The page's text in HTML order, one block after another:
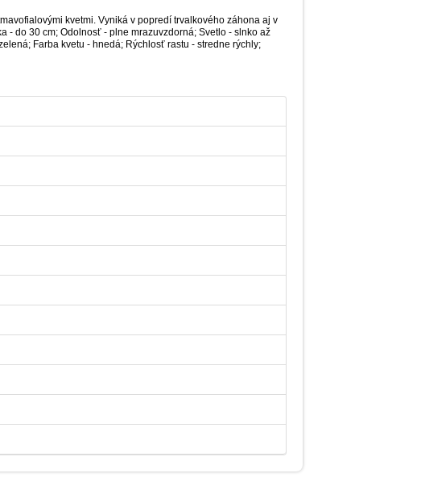
kvetmi. Vyniká v popredí trvalkového záhona aj v
- do 30 cm; Odolnosť - plne mrazuvzdorná; Svetlo - slnko až
Farba kvetu - hnedá; Rýchlosť rastu - stredne rýchly;